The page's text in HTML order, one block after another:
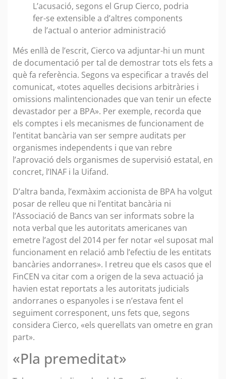
L’acusació, segons el Grup Cierco, podria
fer-se extensible a d’altres components
de l’actual o anterior administració
Més enllà de l’escrit, Cierco va adjuntar-hi un munt
de documentació per tal de demostrar tots els fets a
què fa referència. Segons va especificar a través del
comunicat, «totes aquelles decisions arbitràries i
omissions malintencionades que van tenir un efecte
devastador per a BPA». Per exemple, recorda que
els comptes i els mecanismes de funcionament de
l’entitat bancària van ser sempre auditats per
organismes independents i que van rebre
l’aprovació dels organismes de supervisió estatal, en
concret, l’INAF i la Uifand.
D’altra banda, l’exmàxim accionista de BPA ha volgut
posar de relleu que ni l’entitat bancària ni
l’Associació de Bancs van ser informats sobre la
nota verbal que les autoritats americanes van
emetre l’agost del 2014 per fer notar «el suposat mal
funcionament en relació amb l’efectiu de les entitats
bancàries andorranes». I retreu que els casos que el
FinCEN va citar com a origen de la seva actuació ja
havien estat reportats a les autoritats judicials
andorranes o espanyoles i se n’estava fent el
seguiment corresponent, uns fets que, segons
considera Cierco, «els querellats van ometre en gran
part».
«Pla premeditat»